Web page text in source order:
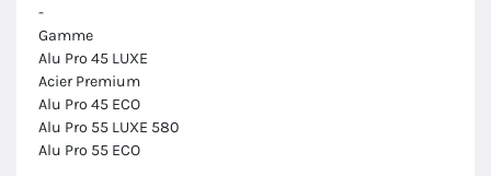
-
Gamme
Alu Pro 45 LUXE
Acier Premium
Alu Pro 45 ECO
Alu Pro 55 LUXE 580
Alu Pro 55 ECO